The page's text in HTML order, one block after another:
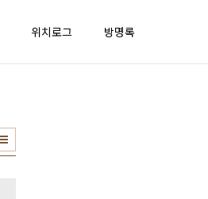
위치로그 방명록